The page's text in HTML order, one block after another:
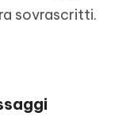
sovrascritti.